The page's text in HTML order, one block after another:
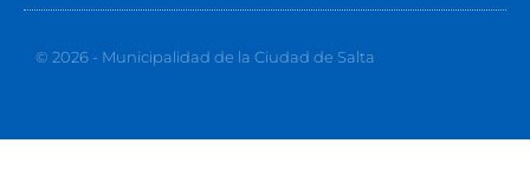
© 2026 - Municipalidad de la Ciudad de Salta